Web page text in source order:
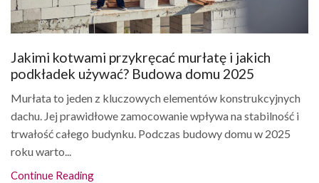
Jakimi kotwami przykręcać murłatę i jakich
podkładek używać? Budowa domu 2025
Murłata to jeden z kluczowych elementów konstrukcyjnych
dachu. Jej prawidłowe zamocowanie wpływa na stabilność i
trwałość całego budynku. Podczas budowy domu w 2025
roku warto...
Continue Reading